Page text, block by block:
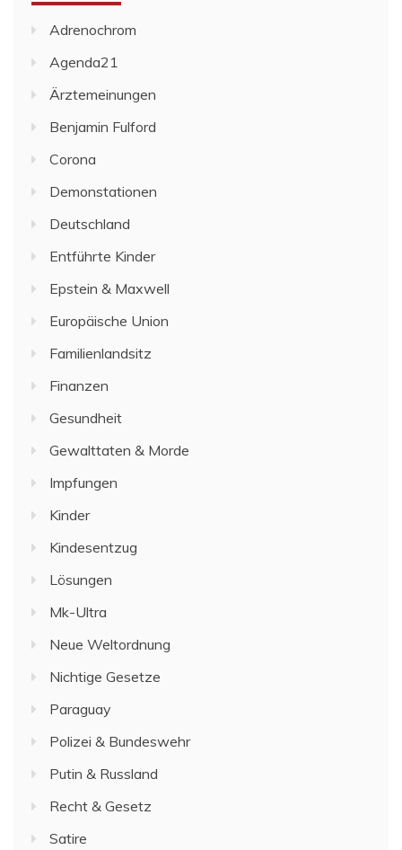
Adrenochrom
Agenda21
Ärztemeinungen
Benjamin Fulford
Corona
Demonstationen
Deutschland
Entführte Kinder
Epstein & Maxwell
Europäische Union
Familienlandsitz
Finanzen
Gesundheit
Gewalttaten & Morde
Impfungen
Kinder
Kindesentzug
Lösungen
Mk-Ultra
Neue Weltordnung
Nichtige Gesetze
Paraguay
Polizei & Bundeswehr
Putin & Russland
Recht & Gesetz
Satire